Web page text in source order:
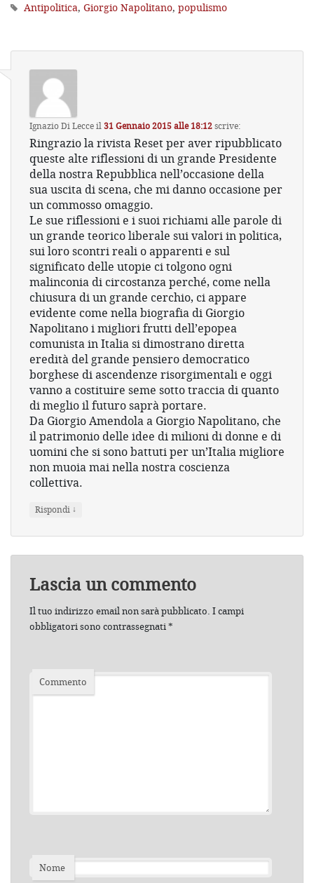
Antipolitica, Giorgio Napolitano, populismo
Ignazio Di Lecceil31 Gennaio 2015 alle 18:12scrive:
Ringrazio la rivista Reset per aver ripubblicato
queste alte riflessioni di un grande Presidente
della nostra Repubblica nell’occasione della
sua uscita di scena, che mi danno occasione per
un commosso omaggio.
Le sue riflessioni e i suoi richiami alle parole di
un grande teorico liberale sui valori in politica,
sui loro scontri reali o apparenti e sul
significato delle utopie ci tolgono ogni
malinconia di circostanza perché, come nella
chiusura di un grande cerchio, ci appare
evidente come nella biografia di Giorgio
Napolitano i migliori frutti dell’epopea
comunista in Italia si dimostrano diretta
eredità del grande pensiero democratico
borghese di ascendenze risorgimentali e oggi
vanno a costituire seme sotto traccia di quanto
di meglio il futuro saprà portare.
Da Giorgio Amendola a Giorgio Napolitano, che
il patrimonio delle idee di milioni di donne e di
uomini che si sono battuti per un’Italia migliore
non muoia mai nella nostra coscienza
collettiva.
Rispondi ↓
Lascia un commento
Il tuo indirizzo email non sarà pubblicato. I campi
obbligatori sono contrassegnati*
Commento
Nome